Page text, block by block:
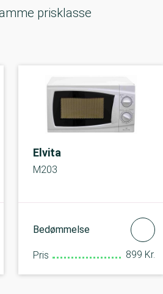
prisklasse
Elvita
M203
Bedømmelse
Pris 899 Kr.